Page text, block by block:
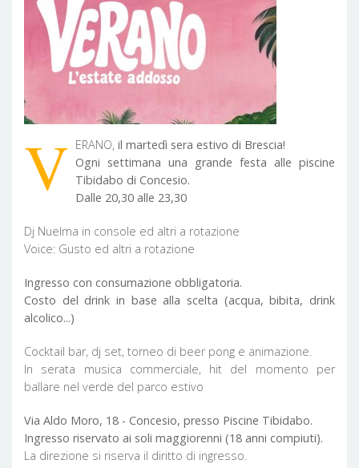
V ERANO, il martedì sera estivo di Brescia!
Ogni settimana una grande festa alle piscine
Tibidabo di Concesio.
Dalle 20,30 alle 23,30
Dj Nuelma in console ed altri a rotazione
Voice: Gusto ed altri a rotazione
Ingresso con consumazione obbligatoria.
Costo del drink in base alla scelta (acqua, bibita, drink
alcolico...)
Cocktail bar, dj set, torneo di beer pong e animazione.
In serata musica commerciale, hit del momento per
ballare nel verde del parco estivo
Via Aldo Moro, 18 - Concesio, presso Piscine Tibidabo.
Ingresso riservato ai soli maggiorenni (18 anni compiuti).
La direzione si riserva il diritto di ingresso.